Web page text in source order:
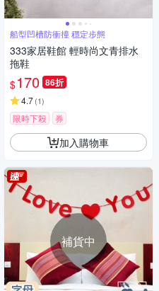
船型凹槽防衝撞 穩定步態
333家居鞋館 輕時尚文青排水
拖鞋
$170 86折
4.7(1)
限時下殺 券
加入購物車
補貨中